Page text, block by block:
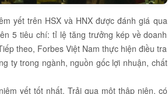
yết trên HSX và HNX được đánh giá qua
5 tiêu chí: tỉ lệ tăng trưởng kép về doanh
theo, Forbes Việt Nam thực hiện điều tra
ty trong ngành, nguồn gốc lợi nhuận, chất
yết tốt nhất. Trải qua một thập niên, có